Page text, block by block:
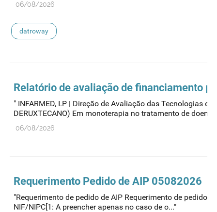
06/08/2026
datroway
Relatório de avaliação de financiamento
" INFARMED, I.P | Direção de Avaliação das Tecnologias de
DERUXTECANO) Em monoterapia no tratamento de
06/08/2026
Requerimento Pedido de AIP 05082026
"Requerimento de pedido de AIP Requerimento de pedido
NIF/NIPC[1: A preencher apenas no caso de o..."